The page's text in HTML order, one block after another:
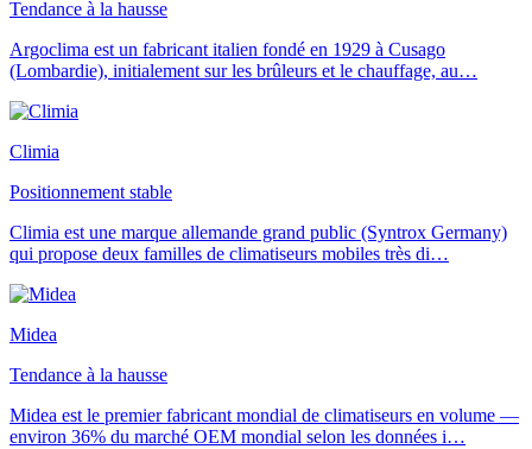
Tendance à la hausse
Argoclima est un fabricant italien fondé en 1929 à Cusago
(Lombardie), initialement sur les brûleurs et le chauffage, au…
Climia
Positionnement stable
Climia est une marque allemande grand public (Syntrox Germany)
qui propose deux familles de climatiseurs mobiles très di…
Midea
Tendance à la hausse
Midea est le premier fabricant mondial de climatiseurs en volume —
environ 36% du marché OEM mondial selon les données i…